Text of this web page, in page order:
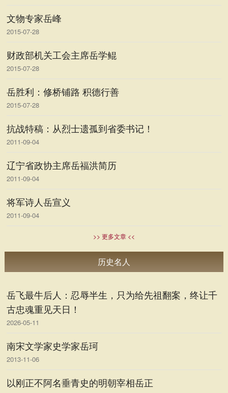
文物专家岳峰
2015-07-28
财政部机关工会主席岳学鲲
2015-07-28
岳胜利：修桥铺路 积德行善
2015-07-28
抗战特稿：从烈士遗孤到省委书记！
2011-09-04
辽宁省政协主席岳福洪简历
2011-09-04
将军诗人岳宣义
2011-09-04
>> 更多文章 <<
历史名人
岳飞最牛后人：忍辱半生，只为给先祖翻案，终让千
古忠魂重见天日！
2026-05-11
南宋文学家史学家岳珂
2013-11-06
以刚正不阿名垂青史的明朝宰相岳正